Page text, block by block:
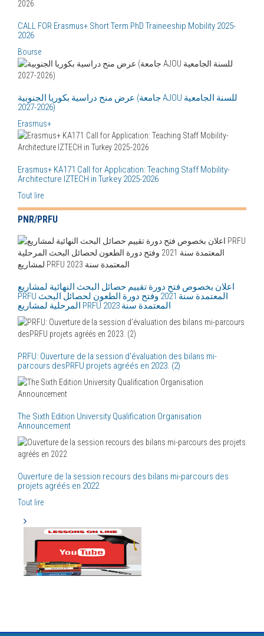
CALL FOR Erasmus+ Short Term PhD Traineeship Mobility 2025-
2026
Bourse
عرض منح دراسية بكوريا الجنوبية (جامعة AJOU للسنة الجامعية
2026-2027)
Erasmus+
Erasmus+ KA171 Call for Application: Teaching Staff Mobility-
Architecture IZTECH in Turkey 2025-2026
Tout lire
PNR/PRFU
اعلان بخصوص فتح دورة تقييم حصائل البحث النهائية لمشاريع
PRFU المعتمدة سنة 2021 وفتح دورة الطعون لحصائل البحث
PRFU: Ouverture de la session d'évaluation des bilans mi-
parcours desPRFU projets agréés en 2023. (2)
The Sixth Edition University Qualification Organisation
Announcement
Ouverture de la session recours des bilans mi-parcours des
projets agréés en 2022
Tout lire